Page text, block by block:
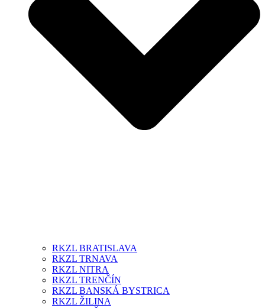
RKZL BRATISLAVA
RKZL TRNAVA
RKZL NITRA
RKZL TRENČÍN
RKZL BANSKÁ BYSTRICA
RKZL ŽILINA